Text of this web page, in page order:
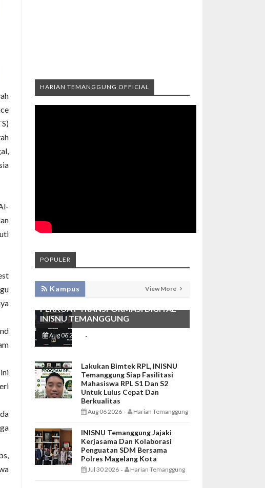
HARIAN TEMANGGUNG OFFICIAL
POPULER
Kampus View More
KEMBANGKAN SIM LAYANAN,
HADIRKAN TIM SEVIMA UNTUK
PERKUAT TRANSFORMASI DIGITAL
INISNU TEMANGGUNG
Aug 06 2026 -
Lakukan Bimtek RPL, INISNU
Temanggung Siap Fasilitasi
Mahasiswa RPL S1 Dan S2
Untuk Lulus Cepat Dan
Berkualitas
Aug 06 2026 - Harian Temanggung
INISNU Temanggung Jajaki
Kerjasama Dan Kolaborasi
Penguatan SDM Bersama
Polres Magelang Kota
Jul 30 2026 - Harian Temanggung